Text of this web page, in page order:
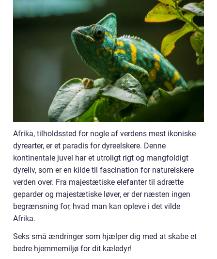
Afrika, tilholdssted for nogle af verdens mest ikoniske
dyrearter, er et paradis for dyreelskere. Denne
kontinentale juvel har et utroligt rigt og mangfoldigt
dyreliv, som er en kilde til fascination for naturelskere
verden over. Fra majestætiske elefanter til adrætte
geparder og majestætiske løver, er der næsten ingen
begrænsning for, hvad man kan opleve i det vilde
Afrika.
Seks små ændringer som hjælper dig med at skabe et
bedre hjemmemiljø for dit kæledyr!